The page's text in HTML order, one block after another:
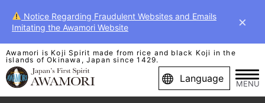
Notice Regarding Fraudulent Websites and Emails
Imitating the Awamori Website
×
Awamori is Koji Spirit made from rice and black Koji in the
islands of Okinawa, Japan since 1429.
Language MENU